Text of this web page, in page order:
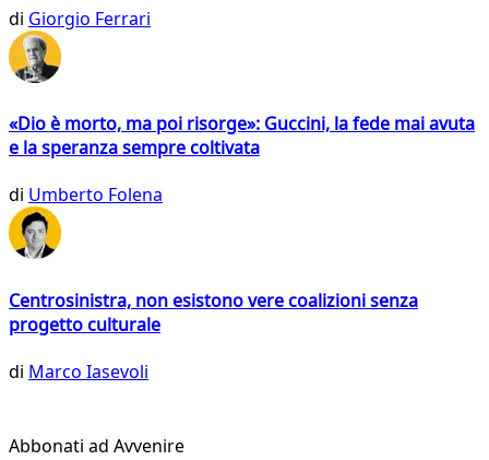
di Giorgio Ferrari
«Dio è morto, ma poi risorge»: Guccini, la fede mai avuta
e la speranza sempre coltivata
di Umberto Folena
Centrosinistra, non esistono vere coalizioni senza
progetto culturale
di Marco Iasevoli
Abbonati ad Avvenire